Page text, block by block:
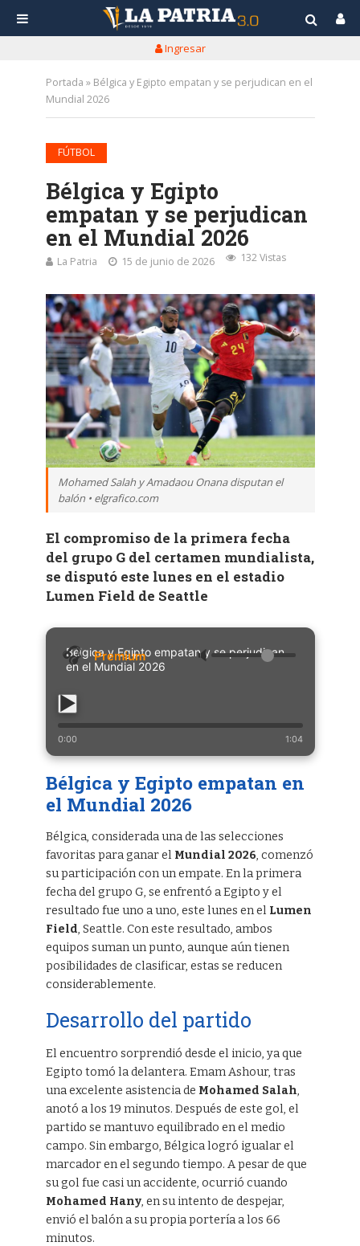
Ingresar
Portada » Bélgica y Egipto empatan y se perjudican en el
Mundial 2026
FÚTBOL
Bélgica y Egipto
empatan y se perjudican
en el Mundial 2026
La Patria 15 de junio de 2026 132 Vistas
Mohamed Salah y Amadaou Onana disputan el
balón • elgrafico.com
El compromiso de la primera fecha
del grupo G del certamen mundialista,
se disputó este lunes en el estadio
Lumen Field de Seattle
Bélgica y Egipto empatan y se perjudican
en el Mundial 2026
🔈
0:00 1:04
Bélgica y Egipto empatan en
el Mundial 2026
Bélgica, considerada una de las selecciones
favoritas para ganar el Mundial 2026, comenzó
su participación con un empate. En la primera
fecha del grupo G, se enfrentó a Egipto y el
resultado fue uno a uno, este lunes en el Lumen
Field, Seattle. Con este resultado, ambos
equipos suman un punto, aunque aún tienen
posibilidades de clasificar, estas se reducen
considerablemente.
Desarrollo del partido
El encuentro sorprendió desde el inicio, ya que
Egipto tomó la delantera. Emam Ashour, tras
una excelente asistencia de Mohamed Salah,
anotó a los 19 minutos. Después de este gol, el
partido se mantuvo equilibrado en el medio
campo. Sin embargo, Bélgica logró igualar el
marcador en el segundo tiempo. A pesar de que
su gol fue casi un accidente, ocurrió cuando
Mohamed Hany, en su intento de despejar,
envió el balón a su propia portería a los 66
minutos.